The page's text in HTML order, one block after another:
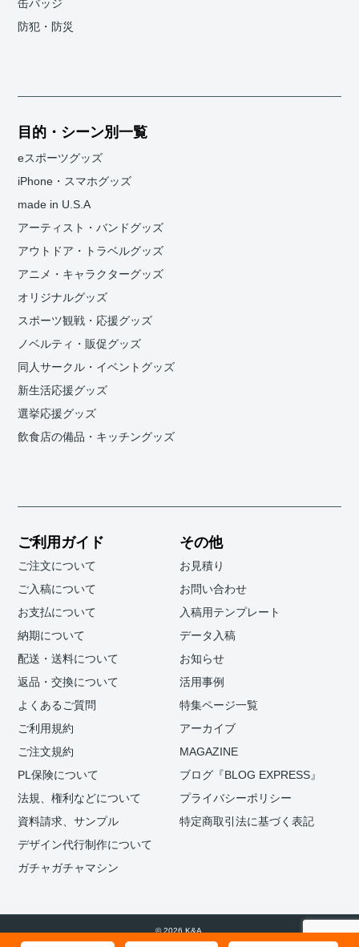
缶バッジ
防犯・防災
目的・シーン別一覧
eスポーツグッズ
iPhone・スマホグッズ
made in U.S.A
アーティスト・バンドグッズ
アウトドア・トラベルグッズ
アニメ・キャラクターグッズ
オリジナルグッズ
スポーツ観戦・応援グッズ
ノベルティ・販促グッズ
同人サークル・イベントグッズ
新生活応援グッズ
選挙応援グッズ
飲食店の備品・キッチングッズ
ご利用ガイド
ご注文について
ご入稿について
お支払について
納期について
配送・送料について
返品・交換について
よくあるご質問
ご利用規約
ご注文規約
PL保険について
法規、権利などについて
資料請求、サンプル
デザイン代行制作について
ガチャガチャマシン
その他
お見積り
お問い合わせ
入稿用テンプレート
データ入稿
お知らせ
活用事例
特集ページ一覧
アーカイブ
MAGAZINE
ブログ『BLOG EXPRESS』
プライバシーポリシー
特定商取引法に基づく表記
© 2026 K&A.